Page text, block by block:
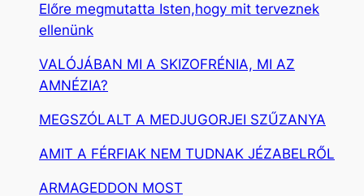
Előre megmutatta Isten,hogy mit terveznek
ellenünk
VALÓJÁBAN MI A SKIZOFRÉNIA, MI AZ
AMNÉZIA?
MEGSZÓLALT A MEDJUGORJEI SZŰZANYA
AMIT A FÉRFIAK NEM TUDNAK JÉZABELRŐL
ARMAGEDDON MOST